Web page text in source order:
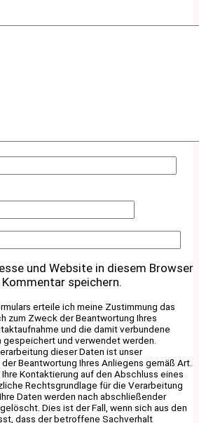
und Website in diesem Browser
speichern.
erteile ich meine Zustimmung das
zum Zweck der Beantwortung Ihres
und die damit verbundene
und verwendet werden.
dieser Daten ist unser
Beantwortung Ihres Anliegens gemäß Art.
Kontaktierung auf den Abschluss eines
Rechtsgrundlage für die Verarbeitung
Daten werden nach abschließender
Dies ist der Fall, wenn sich aus den
dass der betroffene Sachverhalt